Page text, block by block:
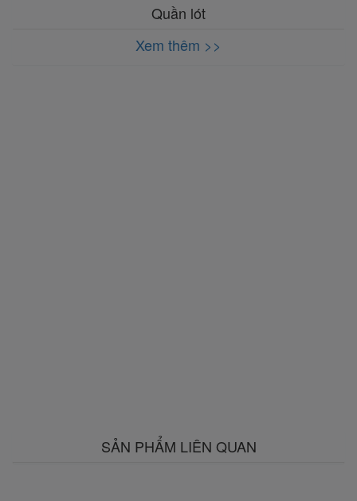
Quần lót
Xem thêm >>
SẢN PHẨM LIÊN QUAN